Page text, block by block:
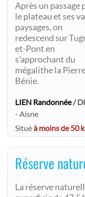
Après un passage
le plateau et ses
paysages, on
redescend sur
et-Pont en
s’approchant du
mégalithe la
Bénie.
LIEN Randonnée/
- Aisne
Situéà moins de 50
Réserve
La réserve